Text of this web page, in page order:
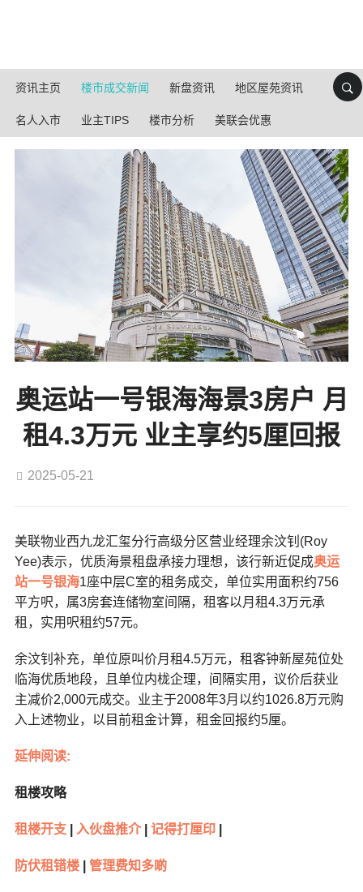
资讯主页 楼市成交新闻 新盘资讯 地区屋苑资讯
名人入市 业主TIPS 楼市分析 美联会优惠
奥运站一号银海海景3房户 月
租4.3万元 业主享约5厘回报
2025-05-21
美联物业西九龙汇玺分行高级分区营业经理余汶钊(Roy
Yee)表示，优质海景租盘承接力理想，该行新近促成奥运
站一号银海1座中层C室的租务成交，单位实用面积约756
平方呎，属3房套连储物室间隔，租客以月租4.3万元承
租，实用呎租约57元。
余汶钊补充，单位原叫价月租4.5万元，租客钟新屋苑位处
临海优质地段，且单位内栊企理，间隔实用，议价后获业
主减价2,000元成交。业主于2008年3月以约1026.8万元购
入上述物业，以目前租金计算，租金回报约5厘。
延伸阅读:
租楼攻略
租楼开支 入伙盘推介 记得打厘印
防伏租错楼 管理费知多啲